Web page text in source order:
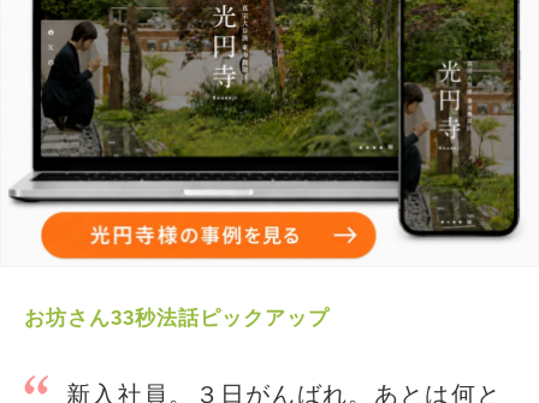
お坊さん33秒法話ピックアップ
新入社員。３日がんばれ。あとは何と